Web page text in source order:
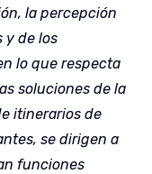
la percepción
y de los
lo que respecta
soluciones de la
itinerarios de
se dirigen a
funciones